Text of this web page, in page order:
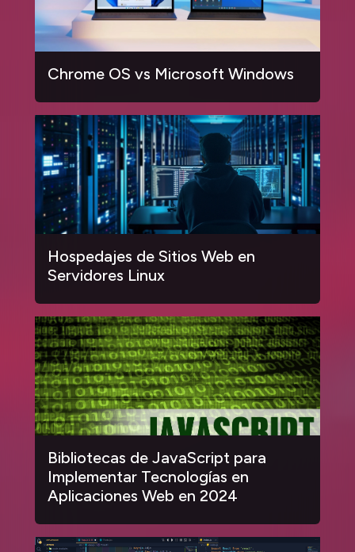
Chrome OS vs Microsoft Windows
Hospedajes de Sitios Web en
Servidores Linux
Bibliotecas de JavaScript para
Implementar Tecnologías en
Aplicaciones Web en 2024